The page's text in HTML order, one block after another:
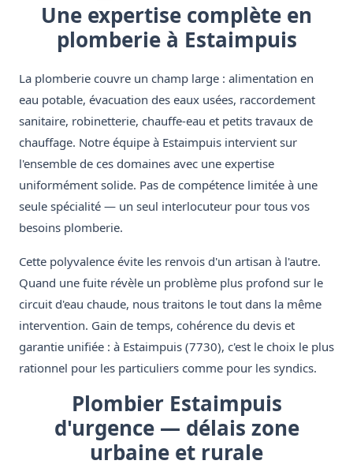
Une expertise complète en
plomberie à Estaimpuis
La plomberie couvre un champ large : alimentation en
eau potable, évacuation des eaux usées, raccordement
sanitaire, robinetterie, chauffe-eau et petits travaux de
chauffage. Notre équipe à Estaimpuis intervient sur
l'ensemble de ces domaines avec une expertise
uniformément solide. Pas de compétence limitée à une
seule spécialité — un seul interlocuteur pour tous vos
besoins plomberie.
Cette polyvalence évite les renvois d'un artisan à l'autre.
Quand une fuite révèle un problème plus profond sur le
circuit d'eau chaude, nous traitons le tout dans la même
intervention. Gain de temps, cohérence du devis et
garantie unifiée : à Estaimpuis (7730), c'est le choix le plus
rationnel pour les particuliers comme pour les syndics.
Plombier Estaimpuis
d'urgence — délais zone
urbaine et rurale